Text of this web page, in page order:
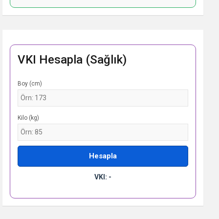
VKI Hesapla (Sağlık)
Boy (cm)
Kilo (kg)
Hesapla
VKI: -